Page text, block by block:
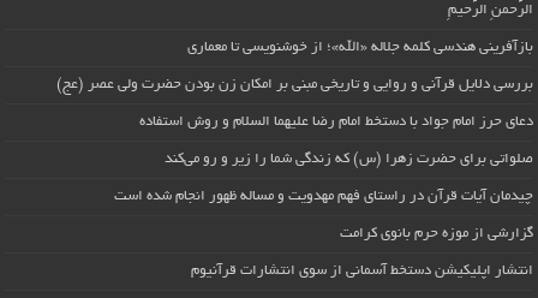
الرَّحمنِ الرَّحیمِ
بازآفرینی هندسی کلمه جلاله «الله»؛ از خوشنویسی تا معماری
بررسی دلایل قرآنی و روایی و تاریخی مبنی بر امکان زن بودن حضرت ولی عصر (عج)
دعای حرز امام جواد با دستخط امام رضا علیهما السلام و روش استفاده
صلواتی برای حضرت زهرا (س) که زندگی شما را زیر و رو می‌کند
چیدمان آیات قرآن در راستای فهم مهدویت و مساله ظهور انجام شده است
گزارشی از موزه حرم بانوی کرامت
انتشار اپلیکیشن دستخط آسمانی از سوی انتشارات قرآنیوم